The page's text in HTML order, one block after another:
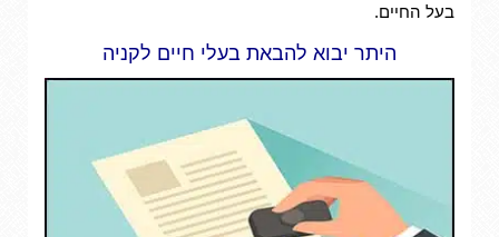
בעל החיים.
היתר יבוא להבאת בעלי חיים לקניה